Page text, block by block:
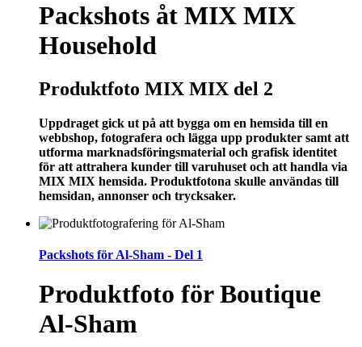
Packshots åt MIX MIX
Household
Produktfoto MIX MIX del 2
Uppdraget gick ut på att bygga om en hemsida till en
webbshop, fotografera och lägga upp produkter samt att
utforma marknadsföringsmaterial och grafisk identitet
för att attrahera kunder till varuhuset och att handla via
MIX MIX hemsida. Produktfotona skulle användas till
hemsidan, annonser och trycksaker.
Packshots för Al-Sham - Del 1
Produktfoto för Boutique
Al-Sham